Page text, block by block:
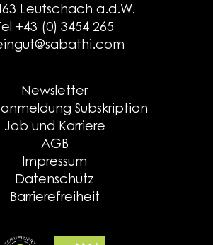
Leutschach a.d.W.
+43 (0) 3454 265
Newsletter
Subskription
Job und Karriere
AGB
Impressum
Datenschutz
Barrierefreiheit